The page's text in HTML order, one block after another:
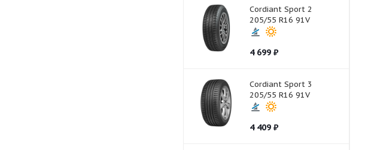
Cordiant Sport 2
205/55 R16 91V
4 699 ₽
Cordiant Sport 3
205/55 R16 91V
4 409 ₽